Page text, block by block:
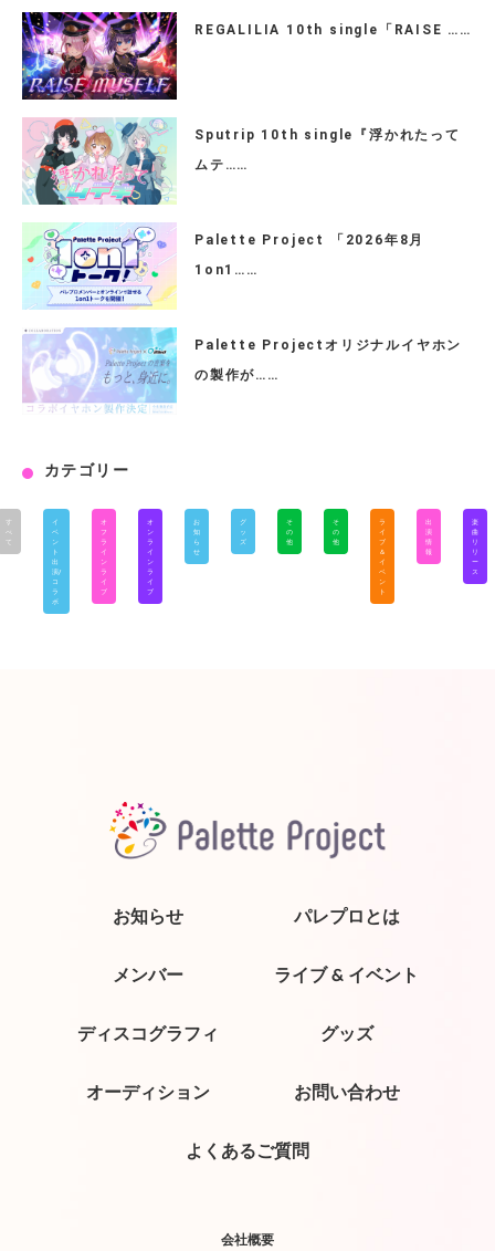
REGALILIA 10th single「RAISE ……
Sputrip 10th single『浮かれたって
ムテ……
Palette Project 「2026年8月
1on1……
Palette Projectオリジナルイヤホン
の製作が……
カテゴリー
す
べ
て
イ
ベ
ン
ト
出
演/
コ
ラ
ボ
オ
フ
ラ
イ
ン
ラ
イ
ブ
オ
ン
ラ
イ
ン
ラ
イ
ブ
お
知
ら
せ
グ
ッ
ズ
そ
の
他
そ
の
他
ラ
イ
ブ
＆
イ
ベ
ン
ト
出
演
情
報
楽
曲
リ
リ
ー
ス
お知らせ パレプロとは
メンバー ライブ & イベント
ディスコグラフィ グッズ
オーディション お問い合わせ
よくあるご質問
会社概要